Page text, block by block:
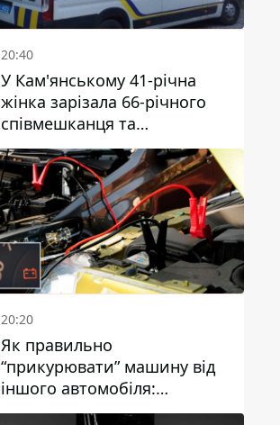
20:40
У Кам'янському 41-річна
жінка зарізала 66-річного
співмешканця та
намагалась обманути
поліцейських
20:20
Як правильно
“прикурювати” машину від
іншого автомобіля:
інструкція для водіїв